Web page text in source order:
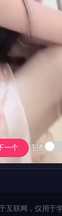
一个 连播
互联网，仅用于